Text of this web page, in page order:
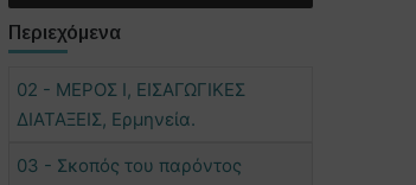
Περιεχόμενα
02 - ΜΕΡΟΣ Ι, ΕΙΣΑΓΩΓΙΚΕΣ
ΔΙΑΤΑΞΕΙΣ, Ερμηνεία.
03 - Σκοπός του παρόντος